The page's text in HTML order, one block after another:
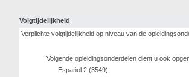
Volgtijdelijkheid
Verplichte volgtijdelijkheid op niveau van de
Volgende opleidingsonderdelen dient u ook
Español 2 (3549)